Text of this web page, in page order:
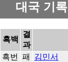
대국 기록
흑백
결
과
흑번 패 김민서